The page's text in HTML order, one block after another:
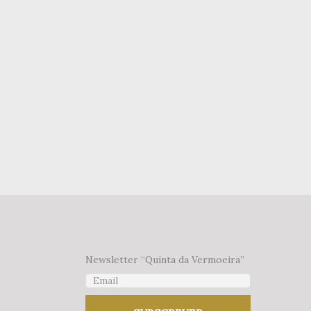
Newsletter “Quinta da Vermoeira”